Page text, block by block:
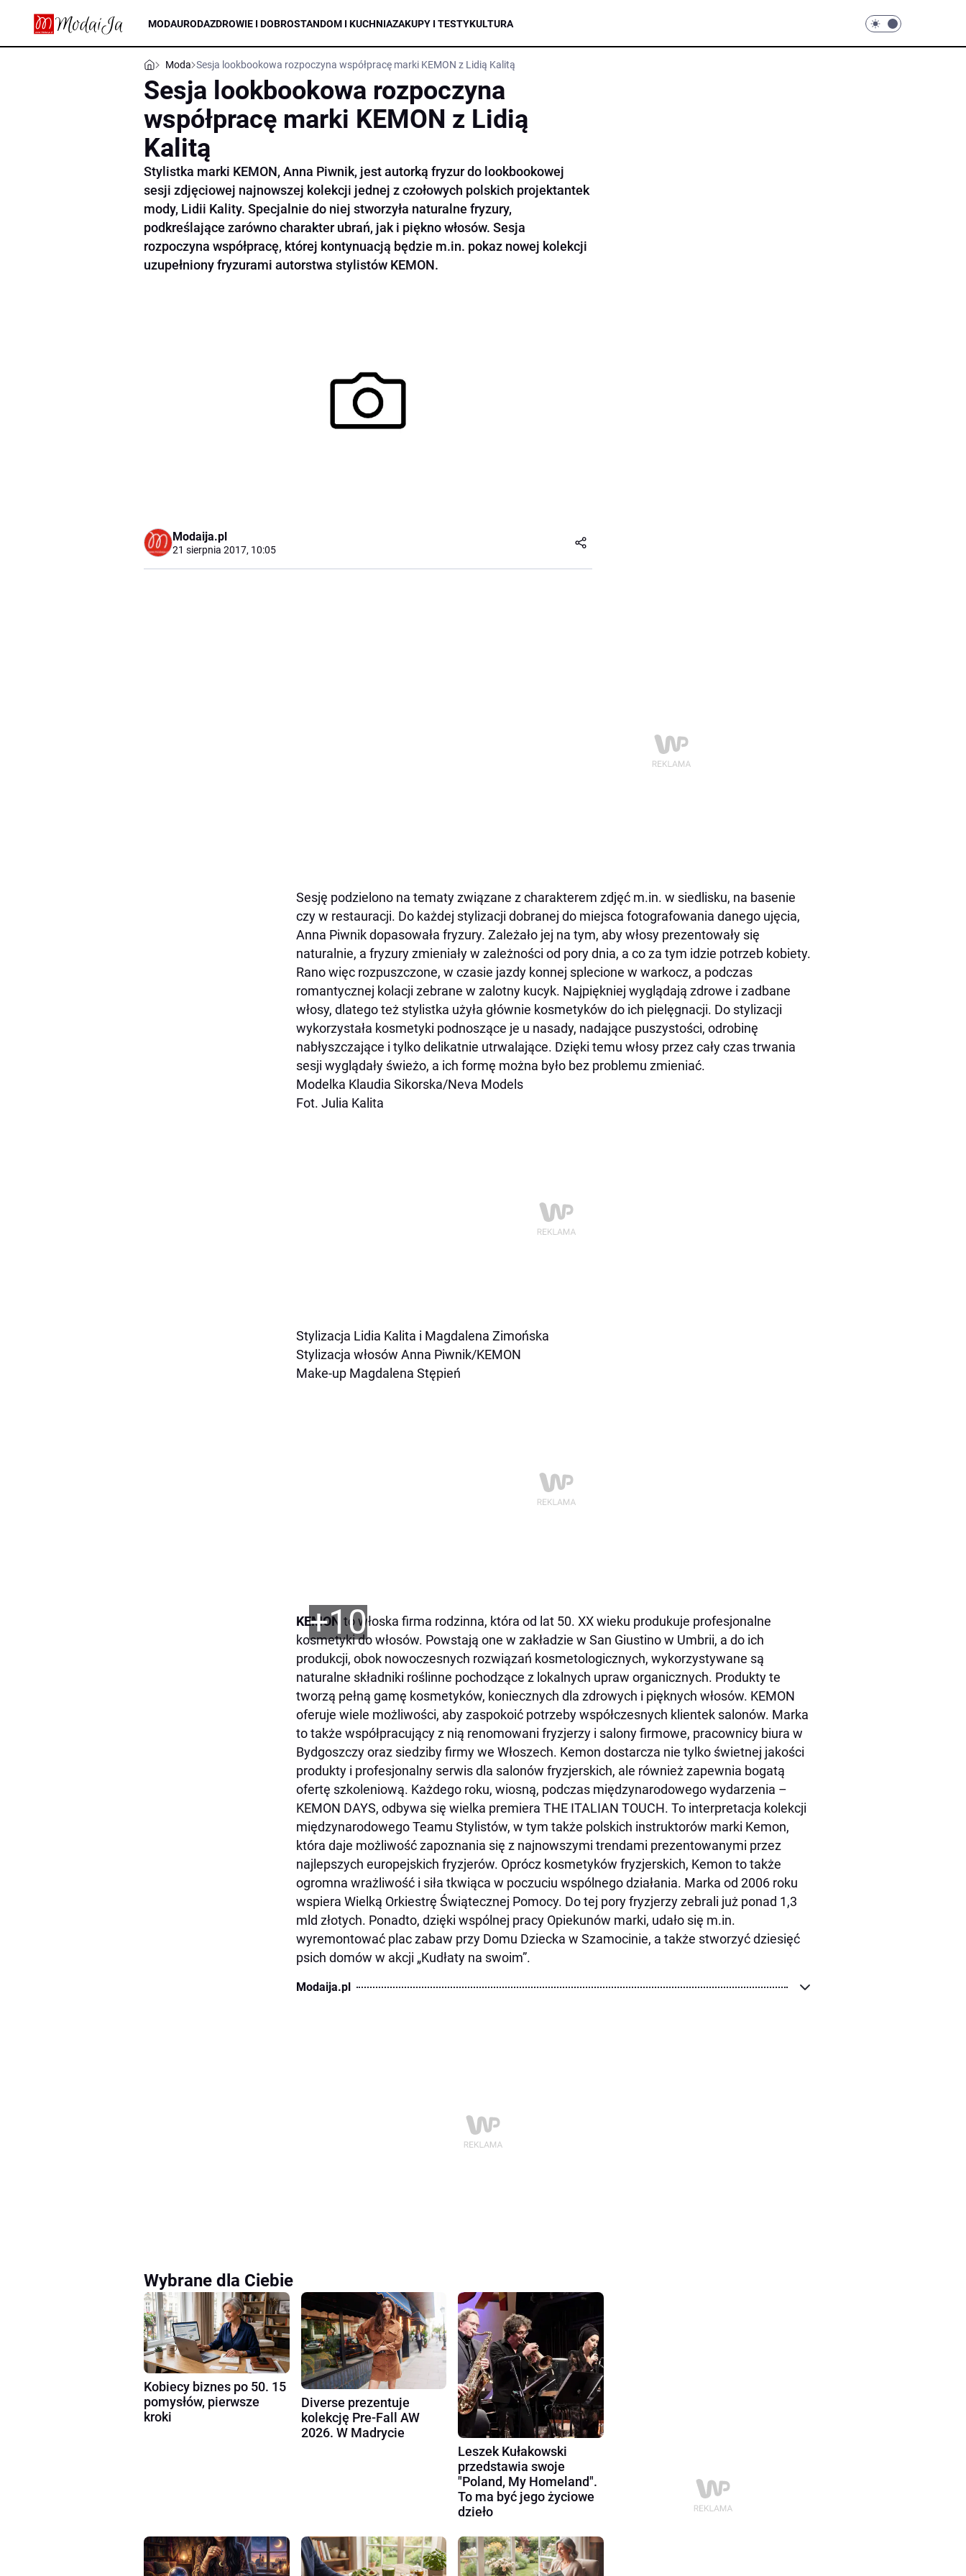
MODAURODAZDROWIE I DOBROSTANDOM I KUCHNIAZAKUPY I TESTYKULTURA
Moda Sesja lookbookowa rozpoczyna współpracę marki KEMON z Lidią Kalitą
Sesja lookbookowa rozpoczyna
współpracę marki KEMON z Lidią
Kalitą
Stylistka marki KEMON, Anna Piwnik, jest autorką fryzur do lookbookowej
sesji zdjęciowej najnowszej kolekcji jednej z czołowych polskich projektantek
mody, Lidii Kality. Specjalnie do niej stworzyła naturalne fryzury,
podkreślające zarówno charakter ubrań, jak i piękno włosów. Sesja
rozpoczyna współpracę, której kontynuacją będzie m.in. pokaz nowej kolekcji
uzupełniony fryzurami autorstwa stylistów KEMON.
Modaija.pl
21 sierpnia 2017, 10:05
Sesję podzielono na tematy związane z charakterem zdjęć m.in. w siedlisku, na basenie
czy w restauracji. Do każdej stylizacji dobranej do miejsca fotografowania danego ujęcia,
Anna Piwnik dopasowała fryzury. Zależało jej na tym, aby włosy prezentowały się
naturalnie, a fryzury zmieniały w zależności od pory dnia, a co za tym idzie potrzeb kobiety.
Rano więc rozpuszczone, w czasie jazdy konnej splecione w warkocz, a podczas
romantycznej kolacji zebrane w zalotny kucyk. Najpiękniej wyglądają zdrowe i zadbane
włosy, dlatego też stylistka użyła głównie kosmetyków do ich pielęgnacji. Do stylizacji
wykorzystała kosmetyki podnoszące je u nasady, nadające puszystości, odrobinę
nabłyszczające i tylko delikatnie utrwalające. Dzięki temu włosy przez cały czas trwania
sesji wyglądały świeżo, a ich formę można było bez problemu zmieniać.
Modelka Klaudia Sikorska/Neva Models
Fot. Julia Kalita
Stylizacja Lidia Kalita i Magdalena Zimońska
Stylizacja włosów Anna Piwnik/KEMON
Make-up Magdalena Stępień
+10
KEMON to włoska firma rodzinna, która od lat 50. XX wieku produkuje profesjonalne
kosmetyki do włosów. Powstają one w zakładzie w San Giustino w Umbrii, a do ich
produkcji, obok nowoczesnych rozwiązań kosmetologicznych, wykorzystywane są
naturalne składniki roślinne pochodzące z lokalnych upraw organicznych. Produkty te
tworzą pełną gamę kosmetyków, koniecznych dla zdrowych i pięknych włosów. KEMON
oferuje wiele możliwości, aby zaspokoić potrzeby współczesnych klientek salonów. Marka
to także współpracujący z nią renomowani fryzjerzy i salony firmowe, pracownicy biura w
Bydgoszczy oraz siedziby firmy we Włoszech. Kemon dostarcza nie tylko świetnej jakości
produkty i profesjonalny serwis dla salonów fryzjerskich, ale również zapewnia bogatą
ofertę szkoleniową. Każdego roku, wiosną, podczas międzynarodowego wydarzenia –
KEMON DAYS, odbywa się wielka premiera THE ITALIAN TOUCH. To interpretacja kolekcji
międzynarodowego Teamu Stylistów, w tym także polskich instruktorów marki Kemon,
która daje możliwość zapoznania się z najnowszymi trendami prezentowanymi przez
najlepszych europejskich fryzjerów. Oprócz kosmetyków fryzjerskich, Kemon to także
ogromna wrażliwość i siła tkwiąca w poczuciu wspólnego działania. Marka od 2006 roku
wspiera Wielką Orkiestrę Świątecznej Pomocy. Do tej pory fryzjerzy zebrali już ponad 1,3
mld złotych. Ponadto, dzięki wspólnej pracy Opiekunów marki, udało się m.in.
wyremontować plac zabaw przy Domu Dziecka w Szamocinie, a także stworzyć dziesięć
psich domów w akcji „Kudłaty na swoim”.
Modaija.pl
Wybrane dla Ciebie
Kobiecy biznes po 50. 15
pomysłów, pierwsze
kroki
Diverse prezentuje
kolekcję Pre-Fall AW
2026. W Madrycie
Leszek Kułakowski
przedstawia swoje
"Poland, My Homeland".
To ma być jego życiowe
dzieło